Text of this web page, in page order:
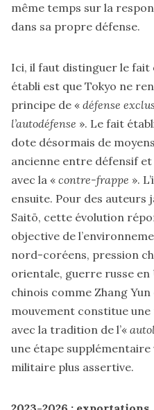
même temps sur la
dans sa propre défense.
Ici, il faut distinguer le
établi est que Tokyo ne
principe de « défense
l’autodéfense ». Le fait
dote désormais de
ancienne entre défensif
avec la « contre-frappe ».
ensuite. Pour des auteurs
Saitō, cette évolution
objective de
nord-coréens, pression
orientale, guerre russe en
chinois comme Zhang
mouvement constitue
avec la tradition de l’«
une étape supplémentaire
militaire plus assertive.